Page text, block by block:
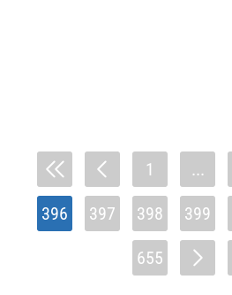
1 ...
396 397 398 399
655